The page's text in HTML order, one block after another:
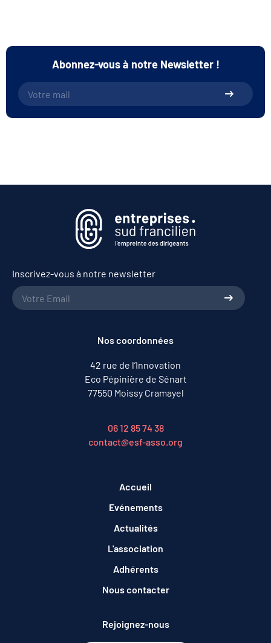
Abonnez-vous à notre Newsletter !
Inscrivez-vous à notre newsletter
Nos coordonnées
42 rue de l’Innovation
Eco Pépinière de Sénart
77550 Moissy Cramayel
06 12 85 74 38
contact@esf-asso.org
Accueil
Evénements
Actualités
L'association
Adhérents
Nous contacter
Rejoignez-nous